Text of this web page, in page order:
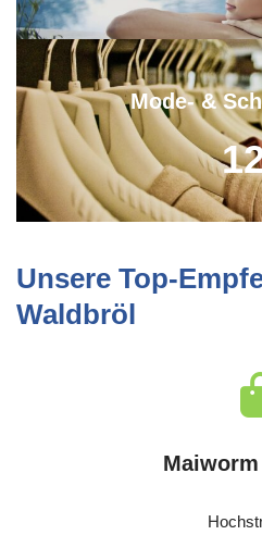
Mode- &
Unsere Top-
Waldbröl